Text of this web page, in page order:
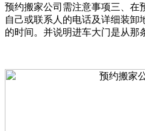
预约搬家公司需注意事项三、在
自己或联系人的电话及详细装卸
的时间。并说明进车大门是从那